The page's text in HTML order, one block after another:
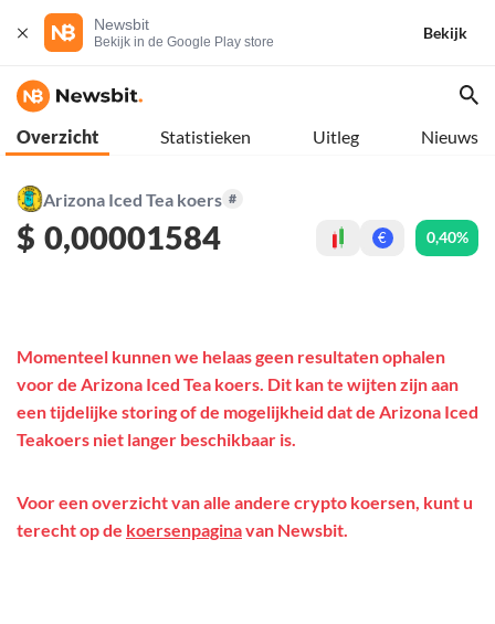
Newsbit
Bekijk in de Google Play store
Bekijk
Overzicht Statistieken Uitleg Nieuws
Arizona Iced Tea koers #
$ 0,00001584 € 0,40%
Momenteel kunnen we helaas geen resultaten ophalen
voor de Arizona Iced Tea koers. Dit kan te wijten zijn aan
een tijdelijke storing of de mogelijkheid dat de Arizona Iced
Teakoers niet langer beschikbaar is.
Voor een overzicht van alle andere crypto koersen, kunt u
terecht op de koersenpaginavan Newsbit.